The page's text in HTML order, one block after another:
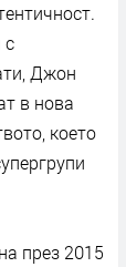
с
Джон
в нова
което
през 2015